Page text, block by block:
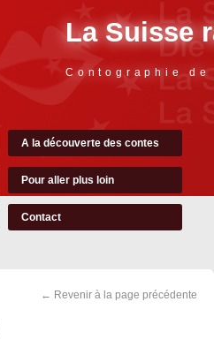
La Suisse
Contographie
A la découverte des contes
Pour aller plus loin
Contact
← Revenir à la page précédente